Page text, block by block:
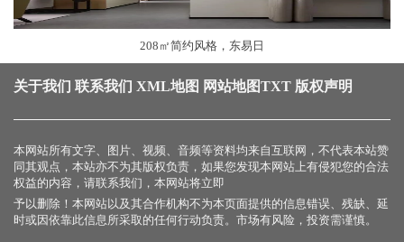
208㎡简约风格，东易日
关于我们 联系我们 XML地图 网站地图TXT 版权声明
本网站所有文字、图片、视频、音频等资料均来自互联网，不代表本站赞
同其观点，本站亦不为其版权负责，如果您发现本网站上有侵犯您的合法
权益的内容，请联系我们，本网站将立即
予以删除！本网站以及其合作机构不为本页面提供的信息错误、残缺、延
时或因依靠此信息所采取的任何行动负责。市场有风险，投资需谨慎。